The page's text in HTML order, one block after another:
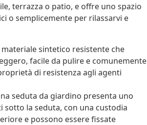
terrazza o patio, e offre uno spazio
o semplicemente per rilassarvi e
sintetico resistente che
facile da pulire e comunemente
di resistenza agli agenti
seduta da giardino presenta uno
la seduta, con una custodia
e possono essere fissate